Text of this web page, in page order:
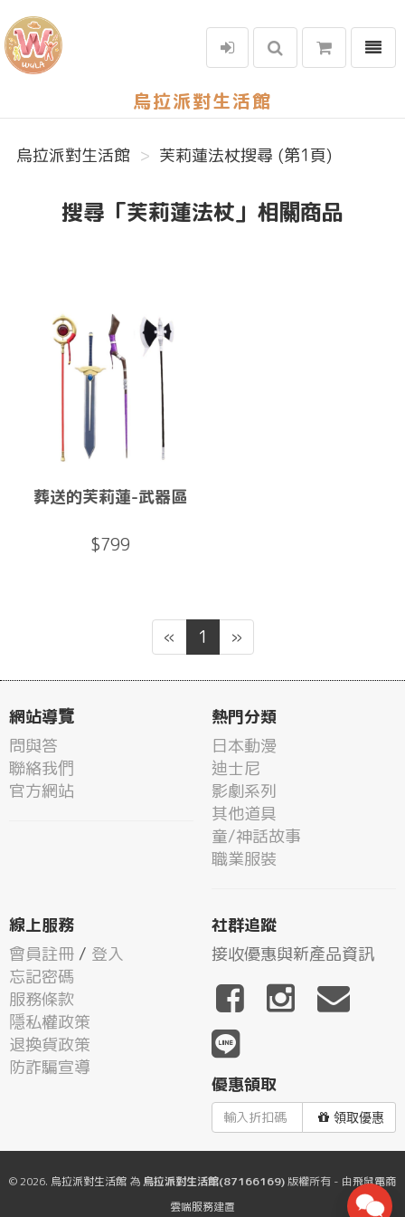
烏拉派對生活館
選單
烏拉派對生活館 芙莉蓮法杖搜尋 (第1頁)
搜尋「芙莉蓮法杖」相關商品
葬送的芙莉蓮-武器區
$799
« 1 »
網站導覽
問與答
聯絡我們
官方網站
熱門分類
日本動漫
迪士尼
影劇系列
其他道具
童/神話故事
職業服裝
線上服務
會員註冊 / 登入
忘記密碼
服務條款
隱私權政策
退換貨政策
防詐騙宣導
社群追蹤
接收優惠與新產品資訊
優惠領取
領取優惠
© 2026. 烏拉派對生活館 為 烏拉派對生活館(87166169)版權所有 - 由飛鼠電商
雲端服務建置